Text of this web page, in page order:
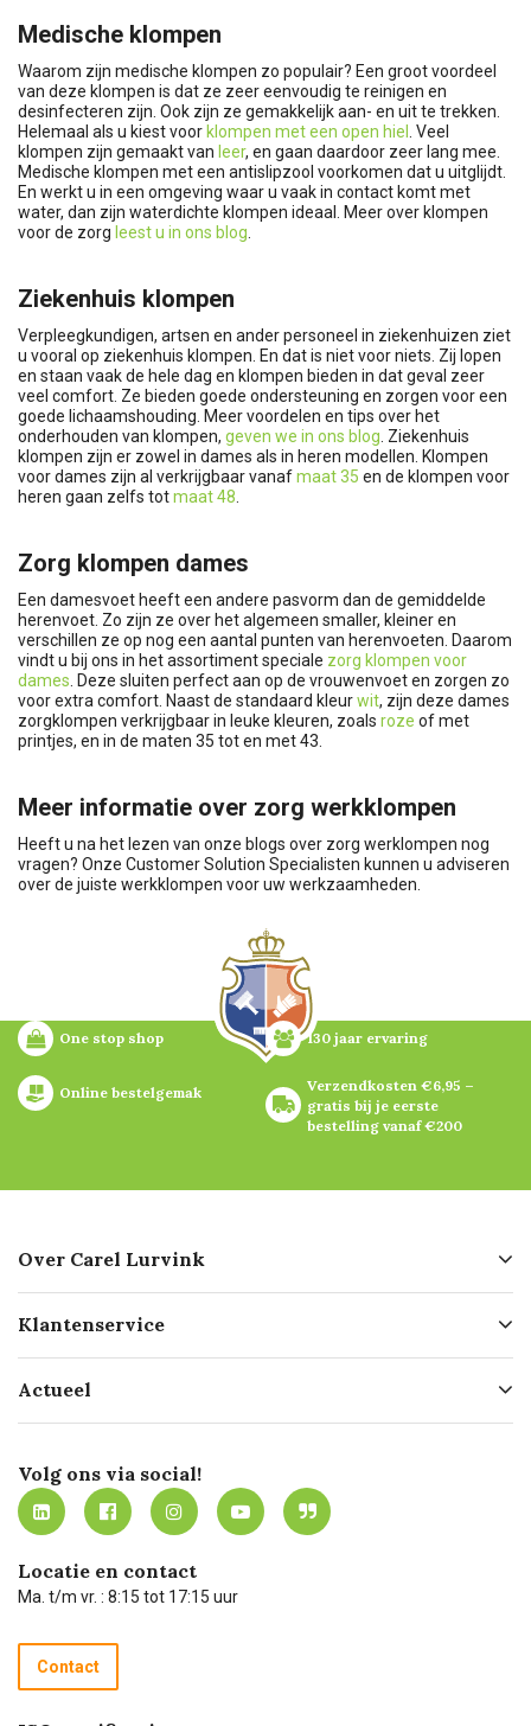
Medische klompen
Waarom zijn medische klompen zo populair? Een groot voordeel
van deze klompen is dat ze zeer eenvoudig te reinigen en
desinfecteren zijn. Ook zijn ze gemakkelijk aan- en uit te trekken.
Helemaal als u kiest voor klompen met een open hiel
. Veel
klompen zijn gemaakt van leer, en gaan daardoor zeer lang mee.
Medische klompen met een antislipzool voorkomen dat u uitglijdt.
En werkt u in een omgeving waar u vaak in contact komt met
water, dan zijn waterdichte klompen ideaal. Meer over klompen
voor de zorg leest u in ons blog
Ziekenhuis klompen
Verpleegkundigen, artsen en ander personeel in ziekenhuizen ziet
u vooral op ziekenhuis klompen. En dat is niet voor niets. Zij lopen
en staan vaak de hele dag en klompen bieden in dat geval zeer
veel comfort. Ze bieden goede ondersteuning en zorgen voor een
goede lichaamshouding. Meer voordelen en tips over het
onderhouden van klompen, geven we in ons blog . Ziekenhuis
klompen zijn er zowel in dames als in heren modellen. Klompen
voor dames zijn al verkrijgbaar vanafmaat 35 en de klompen voor
heren gaan zelfs totmaat 48
Zorg klompen dames
Een damesvoet heeft een andere pasvorm dan de gemiddelde
herenvoet. Zo zijn ze over het algemeen smaller, kleiner en
verschillen ze op nog een aantal punten van herenvoeten. Daarom
vindt u bij ons in het assortiment speciale zorg klompen voor
dames . Deze sluiten perfect aan op de vrouwenvoet en zorgen zo
voor extra comfort. Naast de standaard kleurwit, zijn deze dames
zorgklompen verkrijgbaar in leuke kleuren, zoals roze of met
printjes, en in de maten 35 tot en met 43.
Meer informatie over zorg werkklompen
Heeft u na het lezen van onze blogs over zorg werklompen nog
vragen? Onze Customer Solution Specialisten kunnen u adviseren
over de juiste werkklompen voor uw werkzaamheden.
One stop shop 130 jaar ervaring
Online bestelgemak
Verzendkosten €6,95 –
gratis bij je eerste
bestelling vanaf €200
Over Carel Lurvink
Geschiedenis
Missie
Werken bij Carel Lurvink
MVO
Klantenservice
Bezorgen
Mijn Carel Lurvink
Mijn Carel Lurvink instructievideo's
Carel Lurvink App
Hulp op afstand
Technische dienst
Recycle programma
Betalen
Actueel
Innovation LAB
Tevreden klanten
Carel Lurvink Blog
Carel de podcast
Volg ons via social!
Locatie en contact
Ma. t/m vr. : 8:15 tot 17:15 uur
Contact